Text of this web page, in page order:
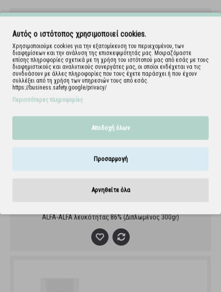
ALFA-ALFA λευκότητας 86% (Διπλωμένος 300gr)
Αυτός ο ιστότοπος χρησιμοποιεί cookies.
Χρησιμοποιούμε cookies για την εξατομίκευση του περιεχομένου, των
διαφημίσεων και την ανάλυση της επισκεψιμότητάς μας. Μοιραζόμαστε
επίσης πληροφορίες σχετικά με τη χρήση του ιστότοπού μας από εσάς με τους
διαφημιστικούς και αναλυτικούς συνεργάτες μας, οι οποίοι ενδέχεται να τις
συνδυάσουν με άλλες πληροφορίες που τους έχετε παράσχει ή που έχουν
συλλέξει από τη χρήση των υπηρεσιών τους από εσάς.
https://business.safety.google/privacy/
Περισσότερες πληροφορίες
Αποδοχή όλων
Προσαρμογή
Αρνηθείτε όλα